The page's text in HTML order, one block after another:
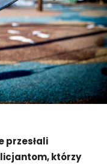
przesłali
którzy